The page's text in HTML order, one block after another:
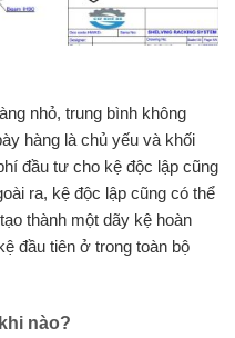
nhỏ, trung bình không
hàng là chủ yếu và khối
đầu tư cho kệ độc lập cũng
ra, kệ độc lập cũng có thể
thành một dãy kệ hoàn
đầu tiên ở trong toàn bộ
nào?